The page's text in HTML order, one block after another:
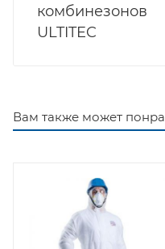
комбинезонов
ULTITEC
Вам также может